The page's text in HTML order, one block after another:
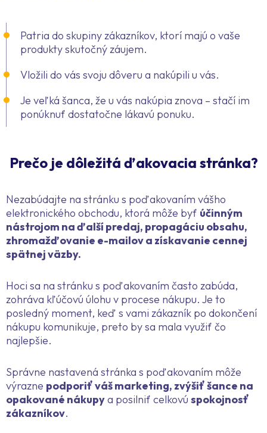
Patria do skupiny zákazníkov, ktorí majú o vaše
produkty skutočný záujem.
Vložili do vás svoju dôveru a nakúpili u vás.
Je veľká šanca, že u vás nakúpia znova – stačí im
ponúknuť dostatočne lákavú ponuku.
Prečo je dôležitá ďakovacia stránka?
Nezabúdajte na stránku s poďakovaním vášho
elektronického obchodu, ktorá môže byť účinným
nástrojom na ďalší predaj, propagáciu obsahu,
zhromažďovanie e-mailov a získavanie cennej
spätnej väzby.
Hoci sa na stránku s poďakovaním často zabúda,
zohráva kľúčovú úlohu v procese nákupu. Je to
posledný moment, keď s vami zákazník po dokončení
nákupu komunikuje, preto by sa mala využiť čo
najlepšie.
Správne nastavená stránka s poďakovaním môže
výrazne podporiť váš marketing, zvýšiť šance na
opakované nákupya posilniť celkovú spokojnosť
zákazníkov.